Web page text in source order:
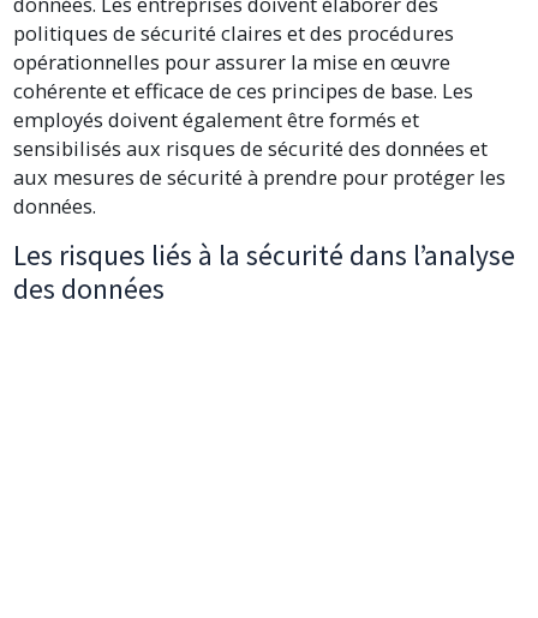
politiques de sécurité claires et des procédures
opérationnelles pour assurer la mise en œuvre
cohérente et efficace de ces principes de base. Les
employés doivent également être formés et
sensibilisés aux risques de sécurité des données et
aux mesures de sécurité à prendre pour protéger les
données.
Les risques liés à la sécurité dans l’analyse
des données